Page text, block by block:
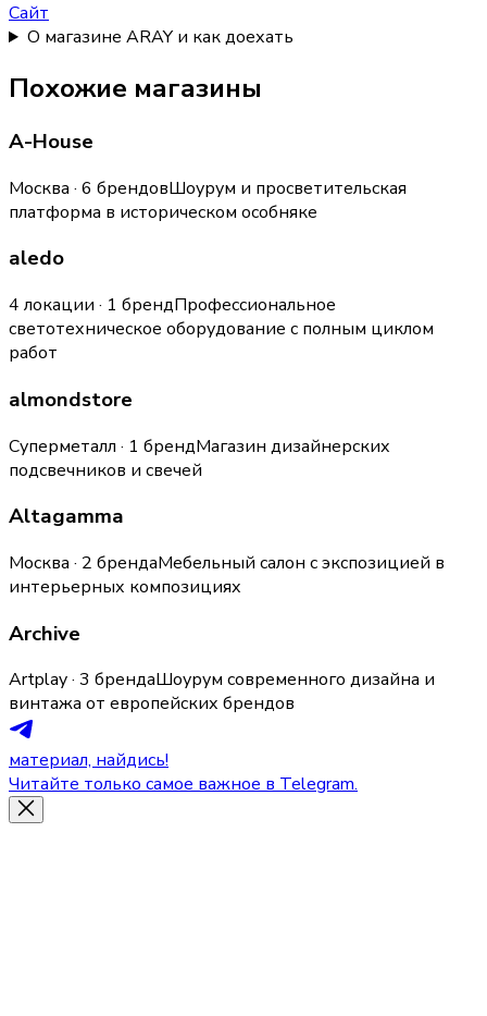
Сайт
О магазине ARAY и как доехать
Похожие магазины
A-House
Москва · 6 брендовШоурум и просветительская
платформа в историческом особняке
aledo
4 локации · 1 брендПрофессиональное
светотехническое оборудование с полным циклом
работ
almondstore
Суперметалл · 1 брендМагазин дизайнерских
подсвечников и свечей
Altagamma
Москва · 2 брендаМебельный салон с экспозицией в
интерьерных композициях
Archive
Artplay · 3 брендаШоурум современного дизайна и
винтажа от европейских брендов
материал, найдись!
Читайте только самое важное в Telegram.